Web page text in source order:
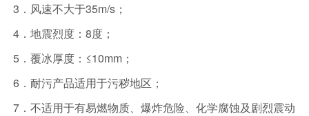
3．风速不大于35m/s；
4．地震烈度：8度；
5．覆冰厚度：≤10mm；
6．耐污产品适用于污秽地区；
7．不适用于有易燃物质、爆炸危险、化学腐蚀及剧烈震动